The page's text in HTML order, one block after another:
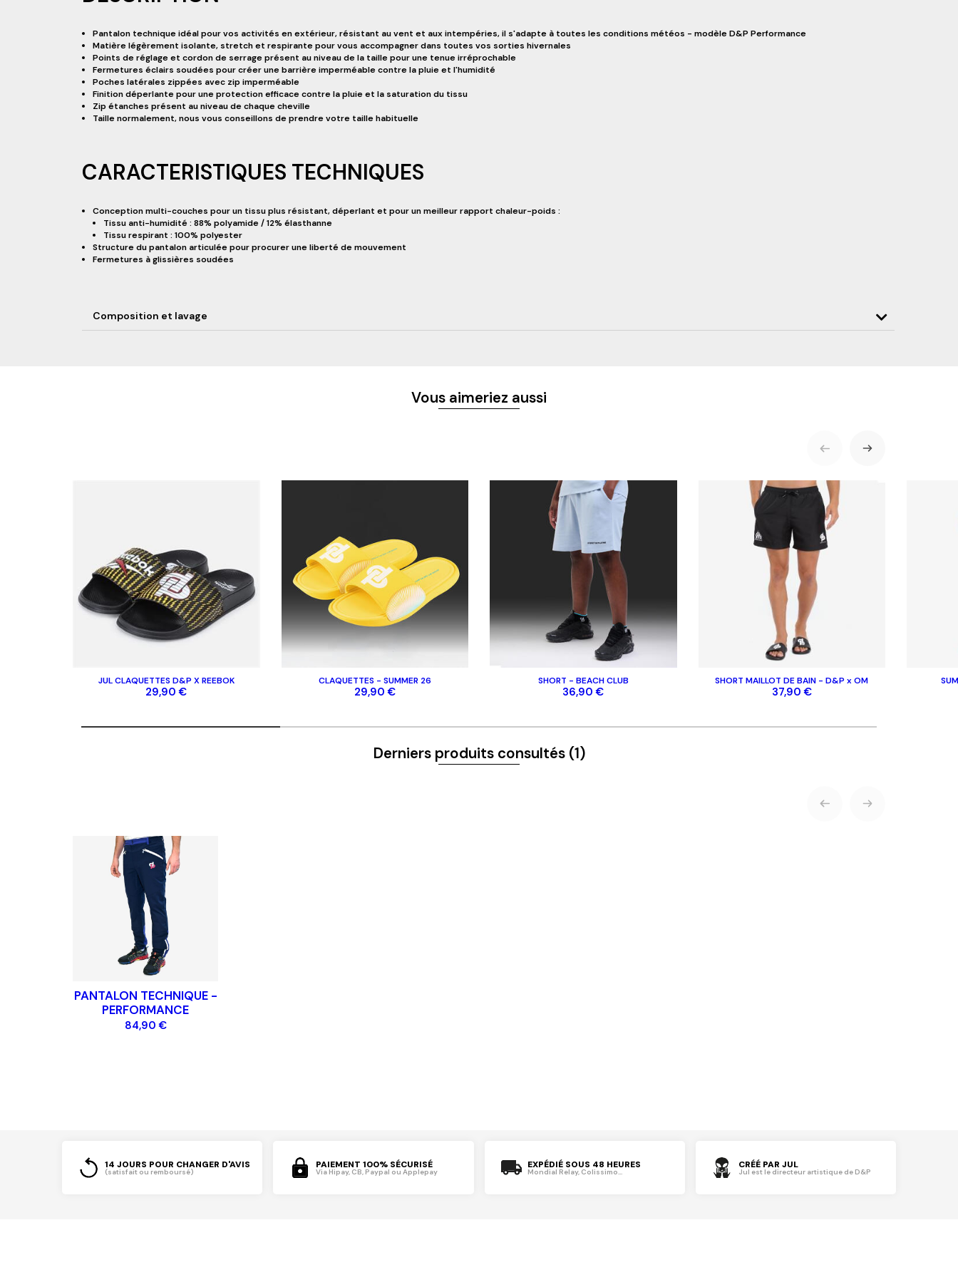
Pantalon technique idéal pour vos activités en extérieur, résistant au vent et aux intempéries, il s'adapte à toutes les conditions météos - modèle D&P Performance
Matière légèrement isolante, stretch et respirante pour vous accompagner dans toutes vos sorties hivernales
Points de réglage et cordon de serrage présent au niveau de la taille pour une tenue irréprochable
Fermetures éclairs soudées pour créer une barrière imperméable contre la pluie et l'humidité
Poches latérales zippées avec zip imperméable
Finition déperlante pour une protection efficace contre la pluie et la saturation du tissu
Zip étanches présent au niveau de chaque cheville
Taille normalement, nous vous conseillons de prendre votre taille habituelle
CARACTERISTIQUES TECHNIQUES
Conception multi-couches pour un tissu plus résistant, déperlant et pour un meilleur rapport chaleur-poids :
Tissu anti-humidité : 88% polyamide / 12% élasthanne
Tissu respirant : 100% polyester
Structure du pantalon articulée pour procurer une liberté de mouvement
Fermetures à glissières soudées
Composition et lavage
Vous aimeriez aussi
JUL CLAQUETTES D&P X REEBOK
29,90 €
CLAQUETTES - SUMMER 26
29,90 €
SHORT - BEACH CLUB
36,90 €
SHORT MAILLOT DE BAIN - D&P x OM
37,90 €
Derniers produits consultés (1)
PANTALON TECHNIQUE -
PERFORMANCE
84,90 €
14 JOURS POUR CHANGER D'AVIS
(satisfait ou remboursé)
PAIEMENT 100% SÉCURISÉ
Via Hipay, CB, Paypal ou Applepay
EXPÉDIÉ SOUS 48 HEURES
Mondial Relay, Colissimo...
CRÉÉ PAR JUL
Jul est le directeur artistique de D&P
ENVOYER
A PROPOS DE D&P
Mentions légales
CGV
AIDE & CONTACTS
Contact
NOS CATÉGORIES
Homme
Accessoires
Disques